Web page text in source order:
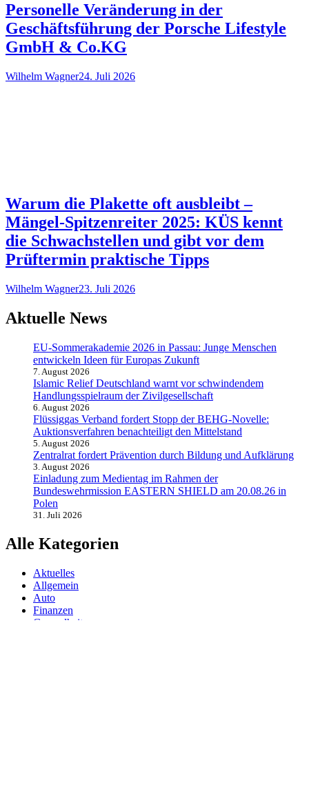
Personelle Veränderung in der
Geschäftsführung der Porsche Lifestyle
GmbH & Co.KG
Wilhelm Wagner24. Juli 2026
Warum die Plakette oft ausbleibt –
Mängel-Spitzenreiter 2025: KÜS kennt
die Schwachstellen und gibt vor dem
Prüftermin praktische Tipps
Wilhelm Wagner23. Juli 2026
Aktuelle News
EU-Sommerakademie 2026 in Passau: Junge Menschen
entwickeln Ideen für Europas Zukunft
7. August 2026
Islamic Relief Deutschland warnt vor schwindendem
Handlungsspielraum der Zivilgesellschaft
6. August 2026
Flüssiggas Verband fordert Stopp der BEHG-Novelle:
Auktionsverfahren benachteiligt den Mittelstand
5. August 2026
Zentralrat fordert Prävention durch Bildung und Aufklärung
3. August 2026
Einladung zum Medientag im Rahmen der
Bundeswehrmission EASTERN SHIELD am 20.08.26 in
Polen
31. Juli 2026
Alle Kategorien
Aktuelles
Allgemein
Auto
Finanzen
Gesundheit